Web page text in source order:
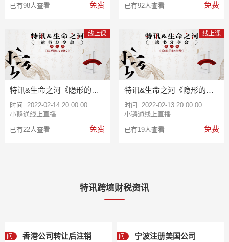
已有98人查看
免费
已有92人查看
免费
线上课
特讯&生命之河《隐形的权
的企业隐形动力（九）
时间: 2022-02-14 20:00:00
小鹅通线上直播
已有22人查看
免费
线上课
特讯&生命之河《隐形的权
时间: 2022-02-13 20:00:00
小鹅通线上直播
已有19人查看
免费
特讯跨境财税资讯
问 香港公司转让后注销 问 宁波注册美国公司